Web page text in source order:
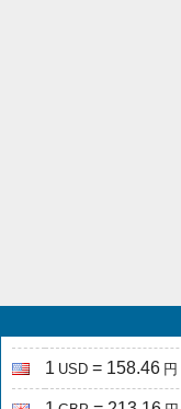
1 USD = 158.46 円